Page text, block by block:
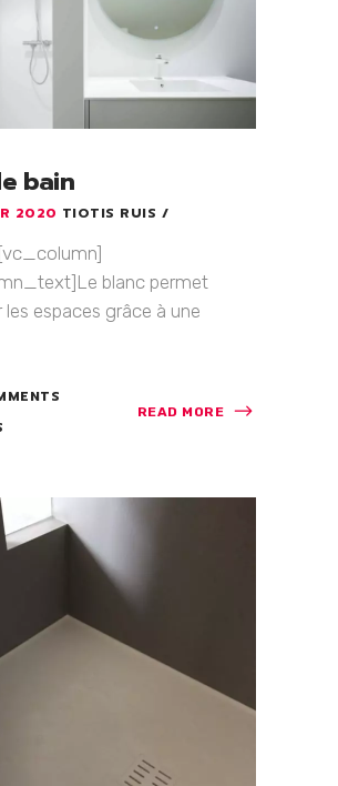
bain
2020 TIOTIS RUIS
blanc permet
les espaces grâce à une
READ MORE